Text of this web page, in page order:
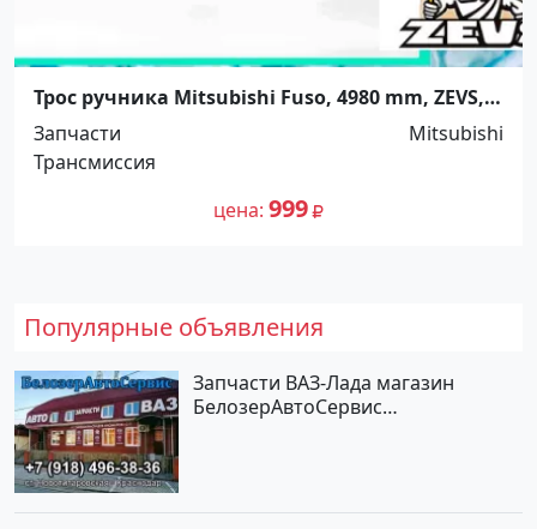
Трос ручника Mitsubishi Fuso, 4980 mm, ZEVS,
5264720 Краснодар
Запчасти
Mitsubishi
Трансмиссия
цена 999
Популярные объявления
Запчасти ВАЗ-Лада магазин
БелозерАвтоСервис